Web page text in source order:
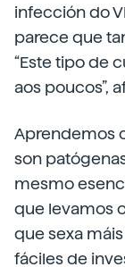
infección do
parece que
“Este tipo de
aos poucos”,
Aprendemos
son
mesmo
que levamos
que sexa
fáciles de